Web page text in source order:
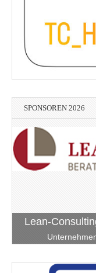
SPONSOREN 2026
Lean-